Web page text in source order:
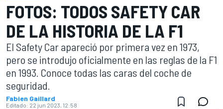
FOTOS: TODOS SAFETY CAR
DE LA HISTORIA DE LA F1
El Safety Car apareció por primera vez en 1973,
pero se introdujo oficialmente en las reglas de la F1
en 1993. Conoce todas las caras del coche de
seguridad.
Fabien Gaillard
Editado: 22 jun 2023, 12:58